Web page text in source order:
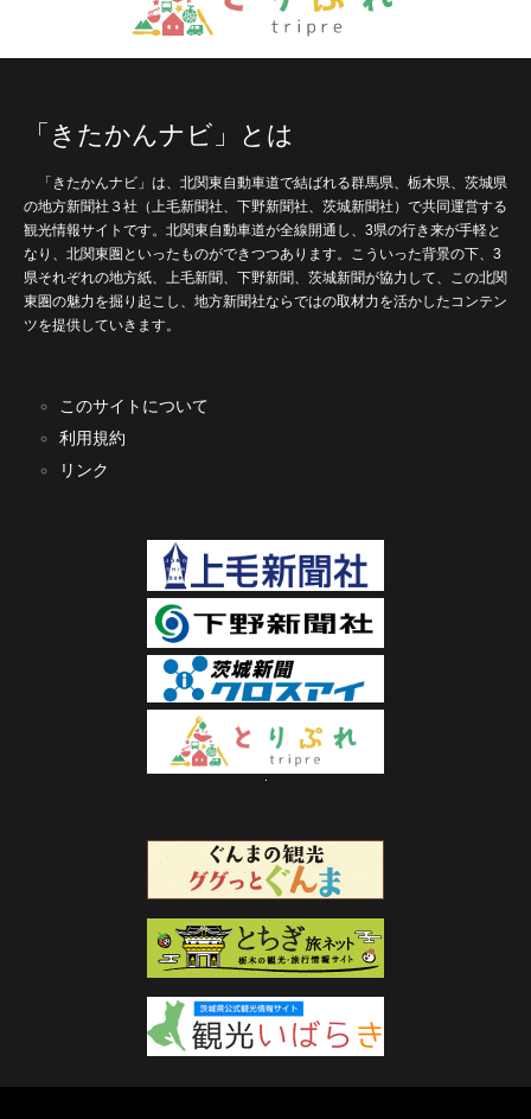
「きたかんナビ」とは
「きたかんナビ」は、北関東自動車道で結ばれる群馬県、栃木県、茨城県
の地方新聞社３社（上毛新聞社、下野新聞社、茨城新聞社）で共同運営する
観光情報サイトです。北関東自動車道が全線開通し、3県の行き来が手軽と
なり、北関東圏といったものができつつあります。こういった背景の下、3
県それぞれの地方紙、上毛新聞、下野新聞、茨城新聞が協力して、この北関
東圏の魅力を掘り起こし、地方新聞社ならではの取材力を活かしたコンテン
ツを提供していきます。
このサイトについて
利用規約
リンク